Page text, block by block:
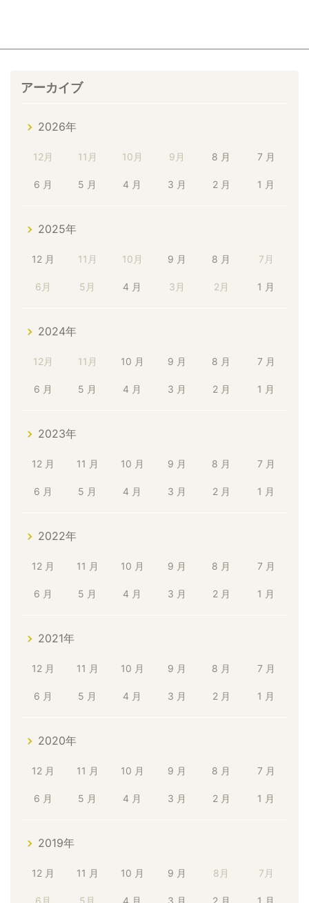
アーカイブ
2026年
12月 11月 10月 9月 8 月 7 月
6 月 5 月 4 月 3 月 2 月 1 月
2025年
12 月 11月 10月 9 月 8 月 7月
6月 5月 4 月 3月 2月 1 月
2024年
12月 11月 10 月 9 月 8 月 7 月
6 月 5 月 4 月 3 月 2 月 1 月
2023年
12 月 11 月 10 月 9 月 8 月 7 月
6 月 5 月 4 月 3 月 2 月 1 月
2022年
12 月 11 月 10 月 9 月 8 月 7 月
6 月 5 月 4 月 3 月 2 月 1 月
2021年
12 月 11 月 10 月 9 月 8 月 7 月
6 月 5 月 4 月 3 月 2 月 1 月
2020年
12 月 11 月 10 月 9 月 8 月 7 月
6 月 5 月 4 月 3 月 2 月 1 月
2019年
12 月 11 月 10 月 9 月 8月 7月